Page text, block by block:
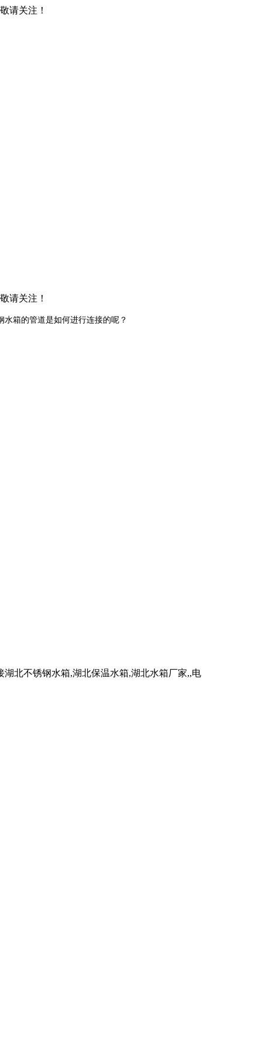
请关注！
请关注！
箱的管道是如何进行连接的呢？
北不锈钢水箱,湖北保温水箱,湖北水箱厂家,,电